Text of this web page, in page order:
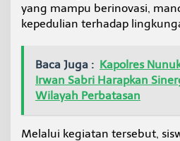
yang mampu berinovasi,
kepedulian terhadap
Baca Juga : Kapolres
Irwan Sabri Harapkan
Wilayah Perbatasan
Melalui kegiatan tersebut,